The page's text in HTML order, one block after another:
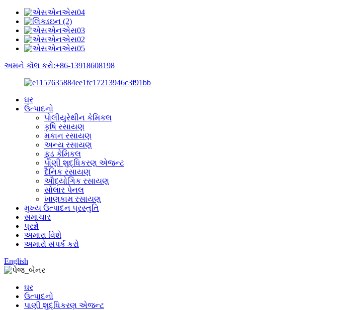
અમને કૉલ કરો:+86-13918608198
ઘર
ઉત્પાદનો
પોલીયુરેથીન કેમિકલ
કૃષિ રસાયણ
મકાન રસાયણ
અન્ય રસાયણ
ફૂડ કેમિકલ
પાણી શુદ્ધિકરણ એજન્ટ
દૈનિક રસાયણ
ઔદ્યોગિક રસાયણ
સોલાર પેનલ
ખાણકામ રસાયણ
મુખ્ય ઉત્પાદન પ્રસ્તુતિ
સમાચાર
પ્રશ્નો
અમારા વિશે
અમારો સંપર્ક કરો
English
ઘર
ઉત્પાદનો
પાણી શુદ્ધિકરણ એજન્ટ